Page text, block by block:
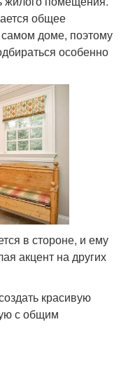
общее
доме, поэтому
особенно
в стороне, и ему
акцент на других
красивую
с общим